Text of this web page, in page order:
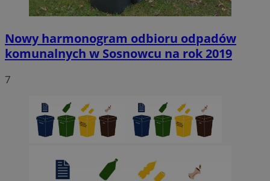
Nowy harmonogram odbioru odpadów
komunalnych w Sosnowcu na rok 2019
7